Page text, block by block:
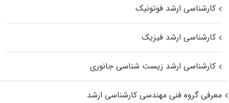
کارشناسی ارشد فوتونیک
کارشناسی ارشد فیزیک
کارشناسی ارشد زیست‌ شناسی جانوری
معرفی گروه فنی مهندسی کارشناسی ارشد